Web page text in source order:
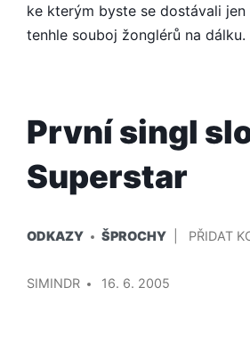
ke kterým byste se dostávali
tenhle souboj žonglérů na dálku.
První singl
Superstar
V
ODKAZY ŠPROCHY PŘIDAT
SIMINDR
16. 6. 2005